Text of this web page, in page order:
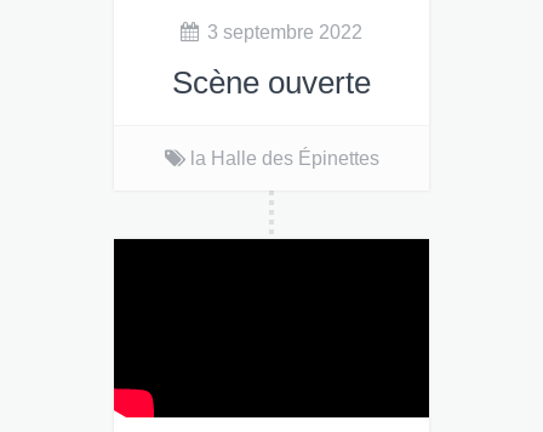
3 septembre 2022
Scène ouverte
composition personnelle, tout
est permis ! À la halle des
Epinettes, entrée libre.
la Halle des Épinettes